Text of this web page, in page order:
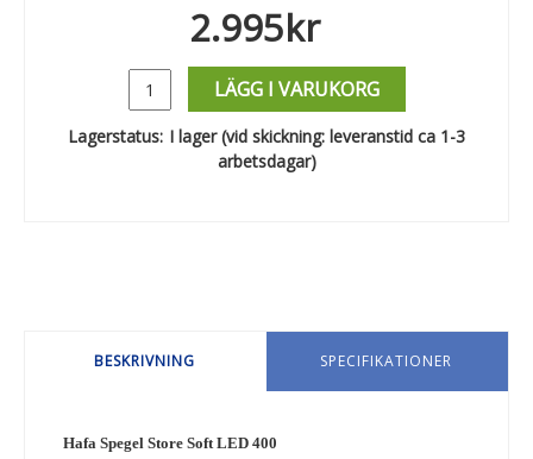
2.995kr
LÄGG I VARUKORG
Lagerstatus: I lager (vid skickning: leveranstid ca 1-3
arbetsdagar)
BESKRIVNING SPECIFIKATIONER
Hafa Spegel Store Soft LED 400